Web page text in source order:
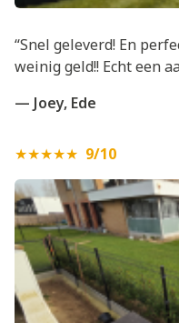
“Snel geleverd! En
weinig geld!! Echt een
— Joey, Ede
★★★★★ 9/10